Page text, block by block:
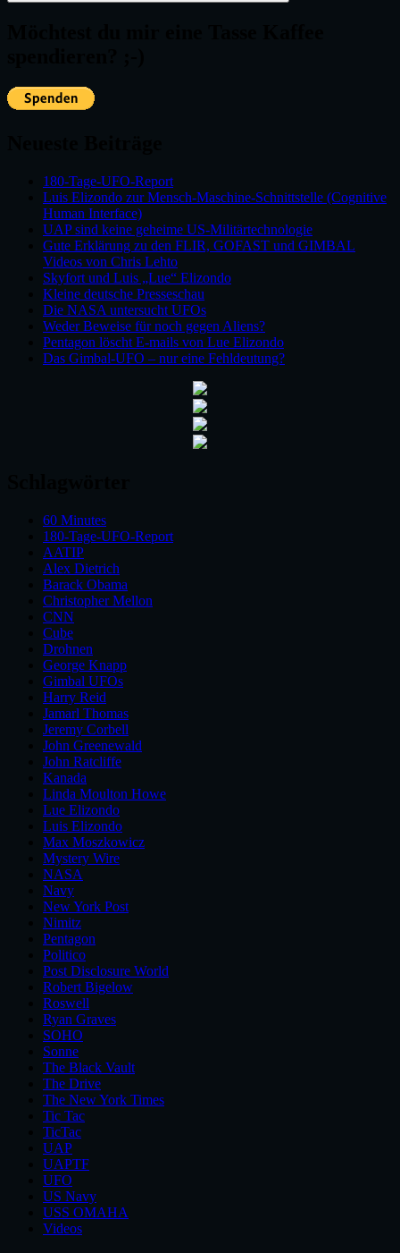
180-Tage-UFO-Report
Luis Elizondo zur Mensch-Maschine-Schnittstelle (Cognitive
Human Interface)
UAP sind keine geheime US-Militärtechnologie
Gute Erklärung zu den FLIR, GOFAST und GIMBAL
Videos von Chris Lehto
Skyfort und Luis „Lue“ Elizondo
Kleine deutsche Presseschau
Die NASA untersucht UFOs
Weder Beweise für noch gegen Aliens?
Pentagon löscht E-mails von Lue Elizondo
Das Gimbal-UFO – nur eine Fehldeutung?
60 Minutes
180-Tage-UFO-Report
AATIP
Alex Dietrich
Barack Obama
Christopher Mellon
CNN
Cube
Drohnen
George Knapp
Gimbal UFOs
Harry Reid
Jamarl Thomas
Jeremy Corbell
John Greenewald
John Ratcliffe
Kanada
Linda Moulton Howe
Lue Elizondo
Luis Elizondo
Max Moszkowicz
Mystery Wire
NASA
Navy
New York Post
Nimitz
Pentagon
Politico
Post Disclosure World
Robert Bigelow
Roswell
Ryan Graves
SOHO
Sonne
The Black Vault
The Drive
The New York Times
Tic Tac
TicTac
UAP
UAPTF
UFO
US Navy
USS OMAHA
Videos